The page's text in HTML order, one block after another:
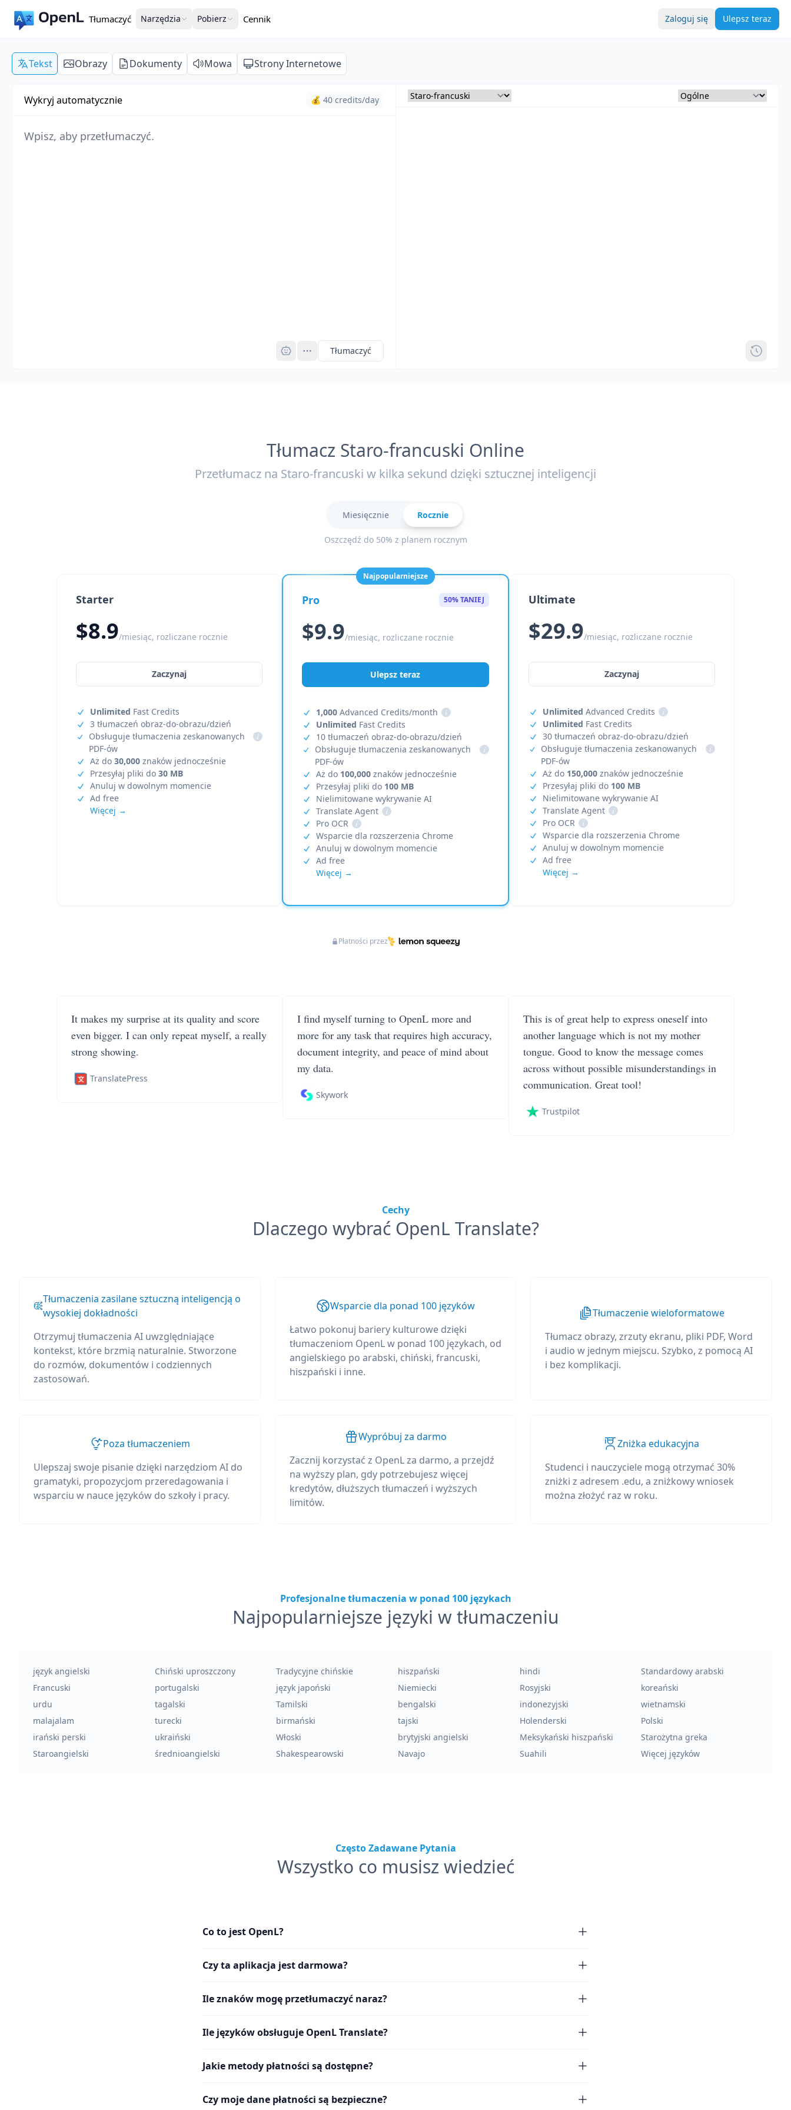
Tłumaczyć Narzędzia Pobierz Cennik Zaloguj się Ulepsz teraz
Tekst Obrazy Dokumenty Mowa Strony Internetowe
Wykryj automatycznie 💰 40 credits/day
Tłumaczyć
Tłumacz Staro-francuski Online
Przetłumacz na Staro-francuski w kilka sekund dzięki sztucznej inteligencji
Miesięcznie Rocznie
Oszczędź do 50% z planem rocznym
Starter
$8.9/miesiąc, rozliczane rocznie
Zaczynaj
Unlimited Fast Credits
3 tłumaczeń obraz-do-obrazu/dzień
Obsługuje tłumaczenia zeskanowanych
PDF-ów
i
Aż do 30,000 znaków jednocześnie
Przesyłaj pliki do 30 MB
Anuluj w dowolnym momencie
Ad free
Więcej →
Najpopularniejsze
Pro 50% TANIEJ
$9.9/miesiąc, rozliczane rocznie
Ulepsz teraz
1,000 Advanced Credits/month
i
Unlimited Fast Credits
10 tłumaczeń obraz-do-obrazu/dzień
Obsługuje tłumaczenia zeskanowanych
PDF-ów
i
Aż do 100,000 znaków jednocześnie
Przesyłaj pliki do 100 MB
Nielimitowane wykrywanie AI
Translate Agent
i
Pro OCR
i
Wsparcie dla rozszerzenia Chrome
Anuluj w dowolnym momencie
Ad free
Więcej →
Ultimate
$29.9/miesiąc, rozliczane rocznie
Zaczynaj
Unlimited Advanced Credits
i
Unlimited Fast Credits
30 tłumaczeń obraz-do-obrazu/dzień
Obsługuje tłumaczenia zeskanowanych
PDF-ów
i
Aż do 150,000znaków jednocześnie
Przesyłaj pliki do 100 MB
Nielimitowane wykrywanie AI
Translate Agent
i
Pro OCR
i
Wsparcie dla rozszerzenia Chrome
Anuluj w dowolnym momencie
Ad free
Więcej →
Płatności przez
It makes my surprise at its quality and score
even bigger. I can only repeat myself, a really
strong showing.
TranslatePress
I find myself turning to OpenL more and
more for any task that requires high accuracy,
document integrity, and peace of mind about
my data.
Skywork
This is of great help to express oneself into
another language which is not my mother
tongue. Good to know the message comes
across without possible misunderstandings in
communication. Great tool!
Trustpilot
Cechy
Dlaczego wybrać OpenL Translate?
Tłumaczenia zasilane sztuczną inteligencją o
wysokiej dokładności
Otrzymuj tłumaczenia AI uwzględniające
kontekst, które brzmią naturalnie. Stworzone
do rozmów, dokumentów i codziennych
zastosowań.
Wsparcie dla ponad 100 języków
Łatwo pokonuj bariery kulturowe dzięki
tłumaczeniom OpenL w ponad 100 językach, od
angielskiego po arabski, chiński, francuski,
hiszpański i inne.
Tłumaczenie wieloformatowe
Tłumacz obrazy, zrzuty ekranu, pliki PDF, Word
i audio w jednym miejscu. Szybko, z pomocą AI
i bez komplikacji.
Poza tłumaczeniem
Ulepszaj swoje pisanie dzięki narzędziom AI do
gramatyki, propozycjom przeredagowania i
wsparciu w nauce języków do szkoły i pracy.
Wypróbuj za darmo
Zacznij korzystać z OpenL za darmo, a przejdź
na wyższy plan, gdy potrzebujesz więcej
kredytów, dłuższych tłumaczeń i wyższych
limitów.
Zniżka edukacyjna
Studenci i nauczyciele mogą otrzymać 30%
zniżki z adresem .edu, a zniżkowy wniosek
można złożyć raz w roku.
Profesjonalne tłumaczenia w ponad 100 językach
Najpopularniejsze języki w tłumaczeniu
język angielski Chiński uproszczony Tradycyjne chińskie hiszpański hindi
Standardowy arabski
Francuski
portugalski język japoński Niemiecki Rosyjski
koreański
urdu
tagalski Tamilski bengalski indonezyjski
wietnamski
malajalam
turecki birmański tajski Holenderski
Polski
irański perski
ukraiński Włoski brytyjski angielski Meksykański hiszpański
Starożytna greka
Staroangielski
średnioangielski Shakespearowski Navajo Suahili Więcej języków
Często Zadawane Pytania
Wszystko co musisz wiedzieć
Co to jest OpenL?
Czy ta aplikacja jest darmowa?
Ile znaków mogę przetłumaczyć naraz?
Ile języków obsługuje OpenL Translate?
Jakie metody płatności są dostępne?
Czy moje dane płatności są bezpieczne?